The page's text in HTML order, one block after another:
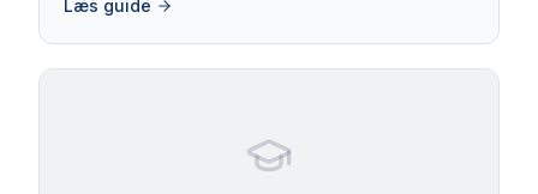
Læs guide